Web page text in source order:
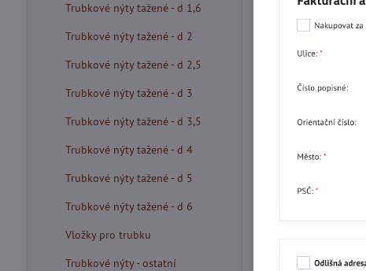
Trubkové nýty tažené - d 1,6
Trubkové nýty tažené - d 2
Trubkové nýty tažené - d 2,5
Trubkové nýty tažené - d 3
Trubkové nýty tažené - d 3,5
Trubkové nýty tažené - d 4
Trubkové nýty tažené - d 5
Trubkové nýty tažené - d 6
Vložky pro trubku
Trubkové nýty - ostatní